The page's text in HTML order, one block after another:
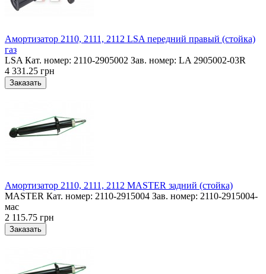
Амортизатор 2110, 2111, 2112 LSA передний правый (стойка)
газ
LSA Кат. номер: 2110-2905002 Зав. номер: LA 2905002-03R
4 331.25 грн
Амортизатор 2110, 2111, 2112 MASTER задний (стойка)
MASTER Кат. номер: 2110-2915004 Зав. номер: 2110-2915004-
мас
2 115.75 грн